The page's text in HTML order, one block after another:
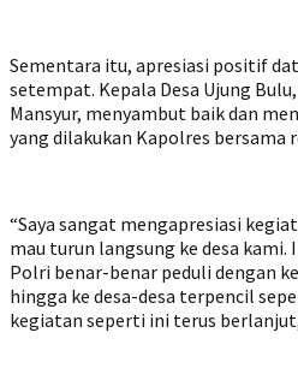
Sementara itu, apresiasi positif
setempat. Kepala Desa Ujung
Mansyur, menyambut baik dan
yang dilakukan Kapolres bersama
“Saya sangat mengapresiasi
mau turun langsung ke desa kami.
Polri benar-benar peduli dengan
hingga ke desa-desa terpencil
kegiatan seperti ini terus